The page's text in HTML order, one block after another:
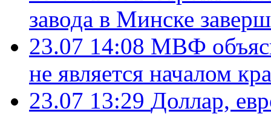
завода в Минске
23.07 14:08 МВФ
не является началом
23.07 13:29 Доллар,